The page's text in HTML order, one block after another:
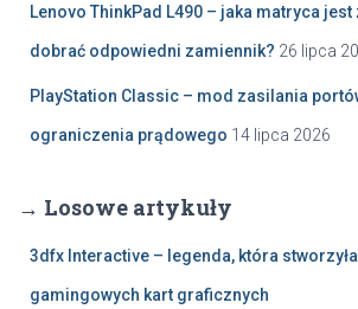
Lenovo ThinkPad L490 – jaka matryca
dobrać odpowiedni zamiennik? 26 lipca
PlayStation Classic – mod zasilania
ograniczenia prądowego 14 lipca 2026
→ Losowe artykuły
3dfx Interactive – legenda, która
gamingowych kart graficznych